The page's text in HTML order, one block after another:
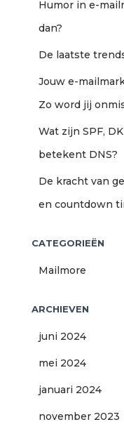
Humor in e-
dan?
De laatste
Jouw e-
Zo word jij
Wat zijn SPF,
betekent DNS?
De kracht van
en countdown
CATEGORIEËN
Mailmore
ARCHIEVEN
juni 2024
mei 2024
januari 2024
november 2023